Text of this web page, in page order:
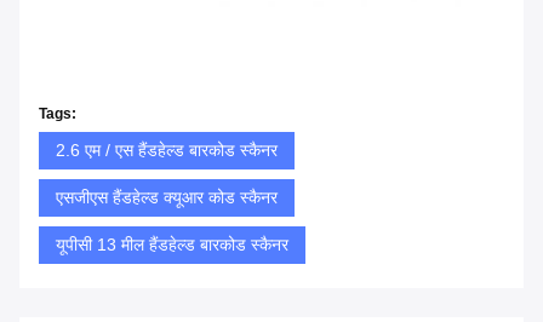
Tags:
2.6 एम / एस हैंडहेल्ड बारकोड स्कैनर
एसजीएस हैंडहेल्ड क्यूआर कोड स्कैनर
यूपीसी 13 मील हैंडहेल्ड बारकोड स्कैनर